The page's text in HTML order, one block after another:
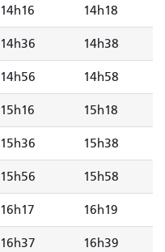
14h16 14h18
14h36 14h38
14h56 14h58
15h16 15h18
15h36 15h38
15h56 15h58
16h17 16h19
16h37 16h39